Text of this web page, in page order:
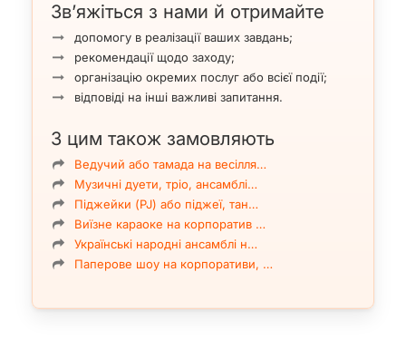
Зв’яжіться з нами й отримайте
допомогу в реалізації ваших завдань;
рекомендації щодо заходу;
організацію окремих послуг або всієї події;
відповіді на інші важливі запитання.
З цим також замовляють
Ведучий або тамада на весілля…
Музичні дуети, тріо, ансамблі…
Піджейки (PJ) або піджеї, тан…
Виїзне караоке на корпоратив …
Українські народні ансамблі н…
Паперове шоу на корпоративи, …